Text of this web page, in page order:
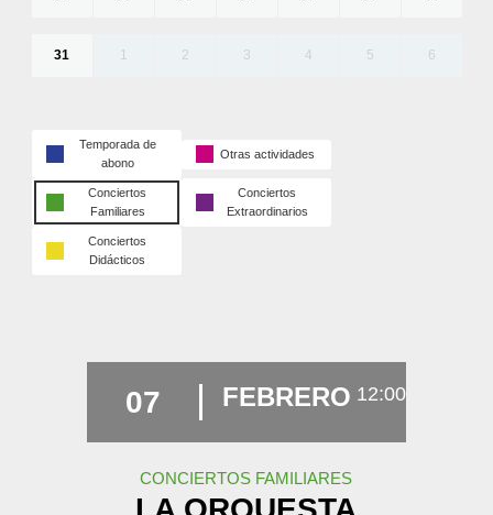
31 1 2 3 4 5 6
Temporada de
abono
Otras actividades
Conciertos
Familiares
Conciertos
Extraordinarios
Conciertos
Didácticos
07 FEBRERO 12:00
CONCIERTOS FAMILIARES